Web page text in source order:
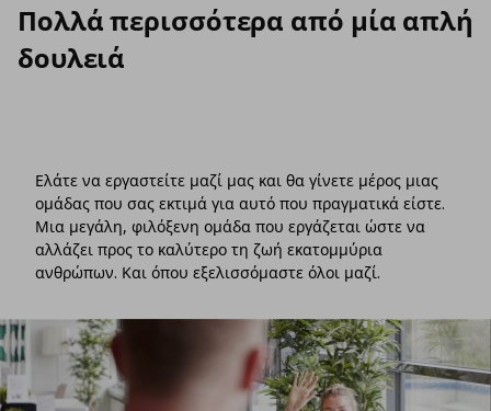
Πολλά περισσότερα από μία απλή
δουλειά
Ελάτε να εργαστείτε μαζί μας και θα γίνετε μέρος μιας
ομάδας που σας εκτιμά για αυτό που πραγματικά είστε.
Μια μεγάλη, φιλόξενη ομάδα που εργάζεται ώστε να
αλλάζει προς το καλύτερο τη ζωή εκατομμύρια
ανθρώπων. Και όπου εξελισσόμαστε όλοι μαζί.